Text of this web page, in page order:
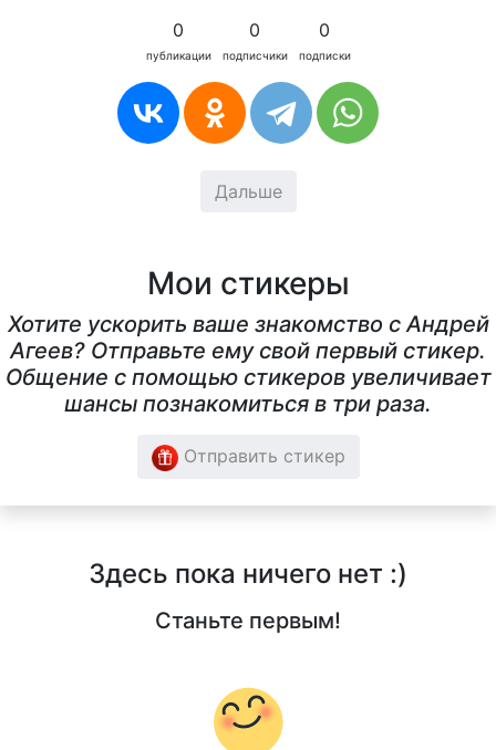
0
публикации
0
подписчики
0
подписки
Дальше
Мои стикеры
Хотите ускорить ваше знакомство с Андрей
Агеев? Отправьте ему свой первый стикер.
Общение с помощью стикеров увеличивает
шансы познакомиться в три раза.
Отправить стикер
Здесь пока ничего нет :)
Станьте первым!